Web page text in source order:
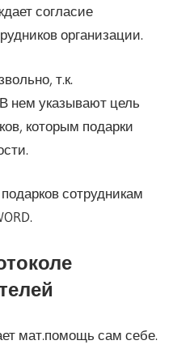
согласие
организации.
т.к.
нем указывают цель
которым подарки
сотрудникам
мат.помощь сам себе.